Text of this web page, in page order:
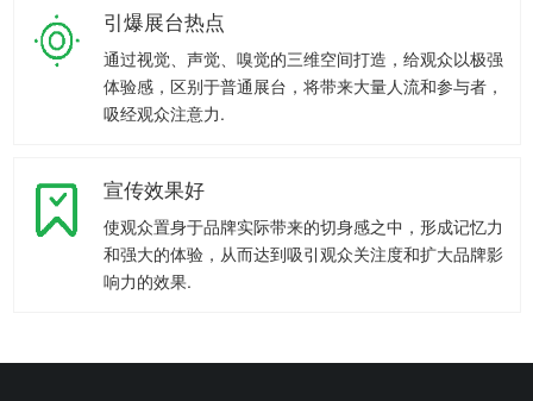
引爆展台热点
通过视觉、声觉、嗅觉的三维空间打造，给观众以极强
体验感，区别于普通展台，将带来大量人流和参与者，
吸经观众注意力.
宣传效果好
使观众置身于品牌实际带来的切身感之中，形成记忆力
和强大的体验，从而达到吸引观众关注度和扩大品牌影
响力的效果.